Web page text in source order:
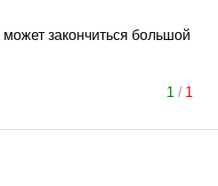
закончиться большой
1 / 1